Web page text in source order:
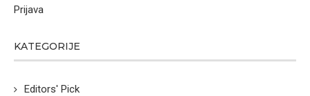
Prijava
KATEGORIJE
Editors' Pick